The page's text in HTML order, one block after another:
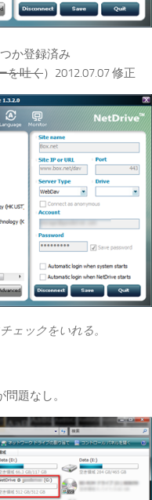
か登録済み
を吐く）2012.07.07 修正
ェックをいれる。
題なし。